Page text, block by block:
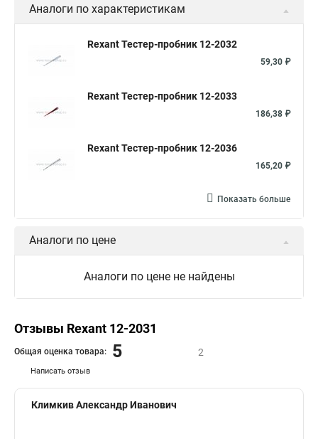
Аналоги по характеристикам
Rexant Тестер-пробник 12-2032
59,30 ₽
Rexant Тестер-пробник 12-2033
186,38 ₽
Rexant Тестер-пробник 12-2036
165,20 ₽
Показать больше
Аналоги по цене
Аналоги по цене не найдены
Отзывы Rexant 12-2031
Написать отзыв
Общая оценка товара: 5 2
Климкив Александр Иванович